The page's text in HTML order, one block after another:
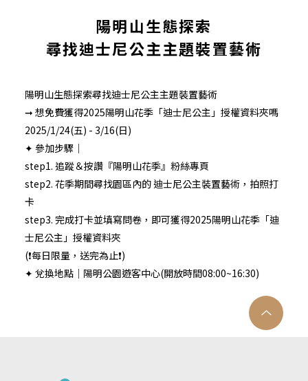
陽明山生態探索
尋找迪士尼公主主題裝置藝術
陽明山生態探索尋找迪士尼公主主題裝置藝術
➞ 想免費獲得2025陽明山花季「迪士尼公主」授權資料夾嗎
2025/1/24(五) - 3/16(日)
✦ 參加步驟｜
step1. 追蹤＆按讚『陽明山花季』粉絲專頁
step2. 花季期間尋找園區內的 迪士尼公主裝置藝術，拍照打
卡
step3. 完成打卡並填寫問卷，即可獲得2025陽明山花季「迪
士尼公主」授權資料夾
(❗️每日限量，送完為止❗️)
✦ 兌換地點｜陽明公園遊客中心(開放時間08:00~16:30)